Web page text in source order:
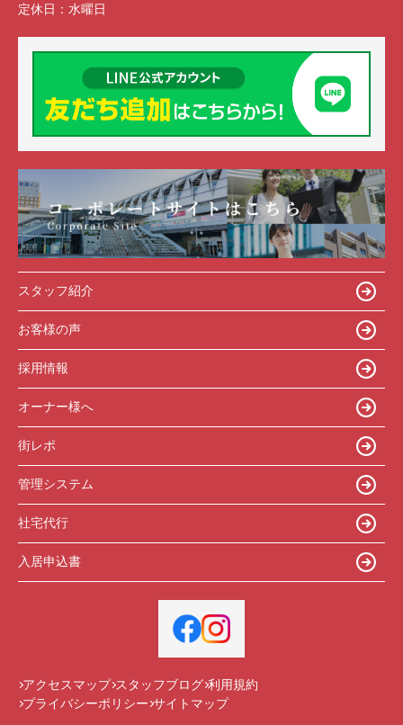
定休日： 水曜日
スタッフ紹介
お客様の声
採用情報
オーナー様へ
街レポ
管理システム
社宅代行
入居申込書
アクセスマップ スタッフブログ 利用規約
プライバシーポリシー サイトマップ